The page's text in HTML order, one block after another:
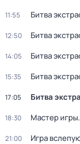
11:55 Битва
12:50 Битва
14:05 Битва
15:35 Битва
17:05 Битва
18:30 Мастер игры
21:00 Игpа